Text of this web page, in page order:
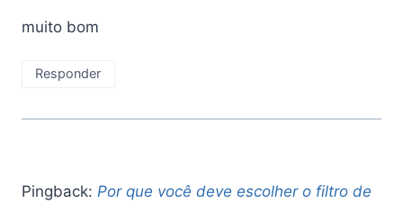
muito bom
Responder
Pingback: Por que você deve escolher o filtro de